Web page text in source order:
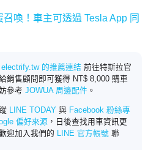
喚！車主可透過 Tesla App 同
electrify.tw 的推薦連結 前往特斯拉官
銷售顧問即可獲得 NT$ 8,000 購車
參考 JOWUA 周邊配件 。
LINE TODAY 與 Facebook 粉絲專
偏好來源 ，日後查找用車資訊更
迎加入我們的
LINE 官方帳號 聯